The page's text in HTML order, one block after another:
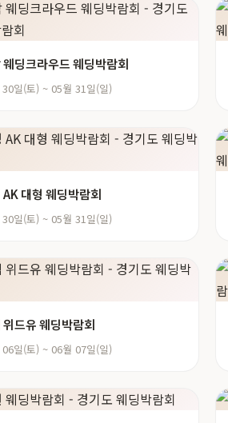
웨딩크라우드 웨딩박람회
일(토) ~ 05월 31일(일)
AK 대형 웨딩박람회
일(토) ~ 05월 31일(일)
위드유 웨딩박람회
일(토) ~ 06월 07일(일)